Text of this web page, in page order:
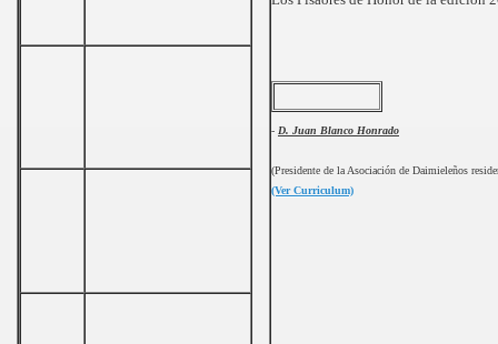
- D. Juan Blanco Honrado
(Presidente de la Asociación de Daimieleños
(Ver Curriculum)